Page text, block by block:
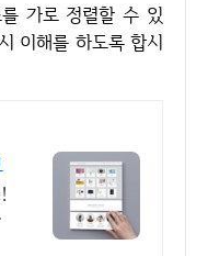
이해를 하도록 합시